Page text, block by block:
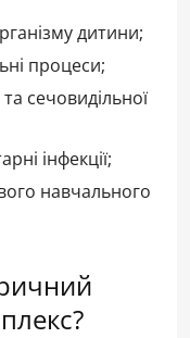
дитини;
процеси;
сечовидільної
інфекції;
навчального